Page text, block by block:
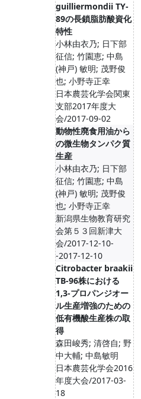
guilliermondii TY-
89の長鎖脂肪酸資化
特性
小林由衣乃; 日下部
征信; 竹園恵; 中島
(神戸) 敏明; 茂野俊
也; 小野寺正幸
日本農芸化学会関東
支部2017年度大
会/2017-09-02
動物性廃食用油から
の微生物タンパク質
生産
小林由衣乃; 日下部
征信; 竹園恵; 中島
(神戸) 敏明; 茂野俊
也; 小野寺正幸
新潟県生物教育研究
会第５３回新津大
会/2017-12-10-
-2017-12-10
Citrobacter braakii
TB-96株における
1,3-プロパンジオー
ル生産増強のための
低有機酸生産株の取
得
森田峻秀; 清啓自; 野
中大輔; 中島敏明
日本農芸化学会2016
年度大会/2017-03-
18